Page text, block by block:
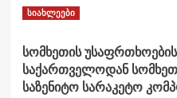
ღალატი.ექსკლუზიური
საჰაერო
ძალების
ყოფილ
სარდალთან
Read MoreRead
საჩვენებელი
სწავლება
და
სიახლეები
სომხეთის უსაფრთხოების
საქართველოდან
საზენიტო სარაკეტო